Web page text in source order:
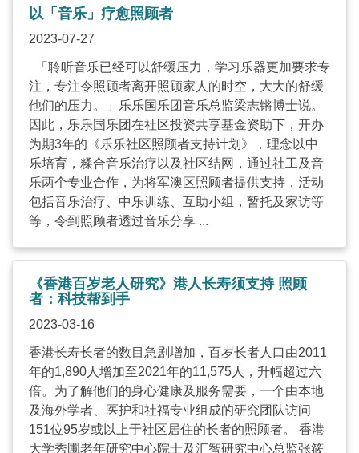
以「音乐」疗愈照顾者
2023-07-27
「聆听音乐已经可以舒缓压力，学习乐器更加要求专
注，专注令照顾者离开照顾家人的时空，大大的舒缓
他们的压力。」乐乐国乐团音乐总监梁志锵博士说。
因此，乐乐国乐团在社区投资共享基金资助下，开办
为期3年的《乐乐社区照顾者支持计划》，理念以中
乐培育，糅合音乐治疗以及社区结网，通过社工及音
乐两个专业合作，为将军澳区照顾者提供支持，活动
包括音乐治疗、中乐训练、互助小组，暂托及家访等
等，令到照顾者透过音乐分享 ...
《香港百岁老人研究》港人长寿须支持 照顾
者：科技帮到手
2023-03-16
香港长寿长者的数目急剧增加，百岁长者人口由2011
年的1,890人增加至2021年的11,575人，升幅超过六
倍。为了解他们的身心健康及服务需要，一个由本地
及海外学者、医护和社福专业组成的研究团队访问
151位95岁或以上于社区居住的长者的照顾者。 香港
大学秀圃老年研究中心院士及汇智研究中心总监张筱